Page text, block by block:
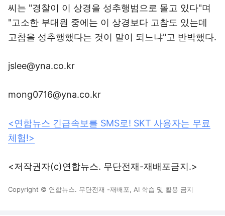
씨는 "경찰이 이 상경을 성추행범으로 몰고 있다"며
"고소한 부대원 중에는 이 상경보다 고참도 있는데
고참을 성추행했다는 것이 말이 되느냐"고 반박했다.
jslee@yna.co.kr
mong0716@yna.co.kr
<연합뉴스 긴급속보를 SMS로! SKT 사용자는 무료
체험!>
<저작권자(c)연합뉴스. 무단전재-재배포금지.>
Copyright © 연합뉴스. 무단전재 -재배포, AI 학습 및 활용 금지